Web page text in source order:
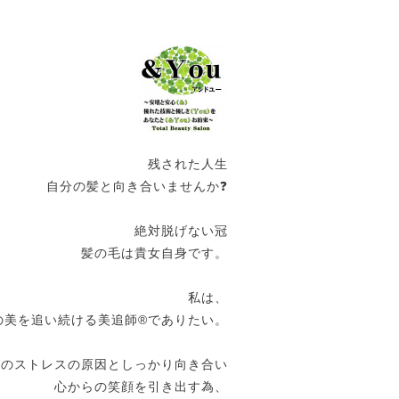
残された人生
自分の髪と向き合いませんか❓
絶対脱げない冠
髪の毛は貴女自身です。
私は、
美を追い続ける美追師®️でありたい。
ストレスの原因としっかり向き合い
心からの笑顔を引き出す為、